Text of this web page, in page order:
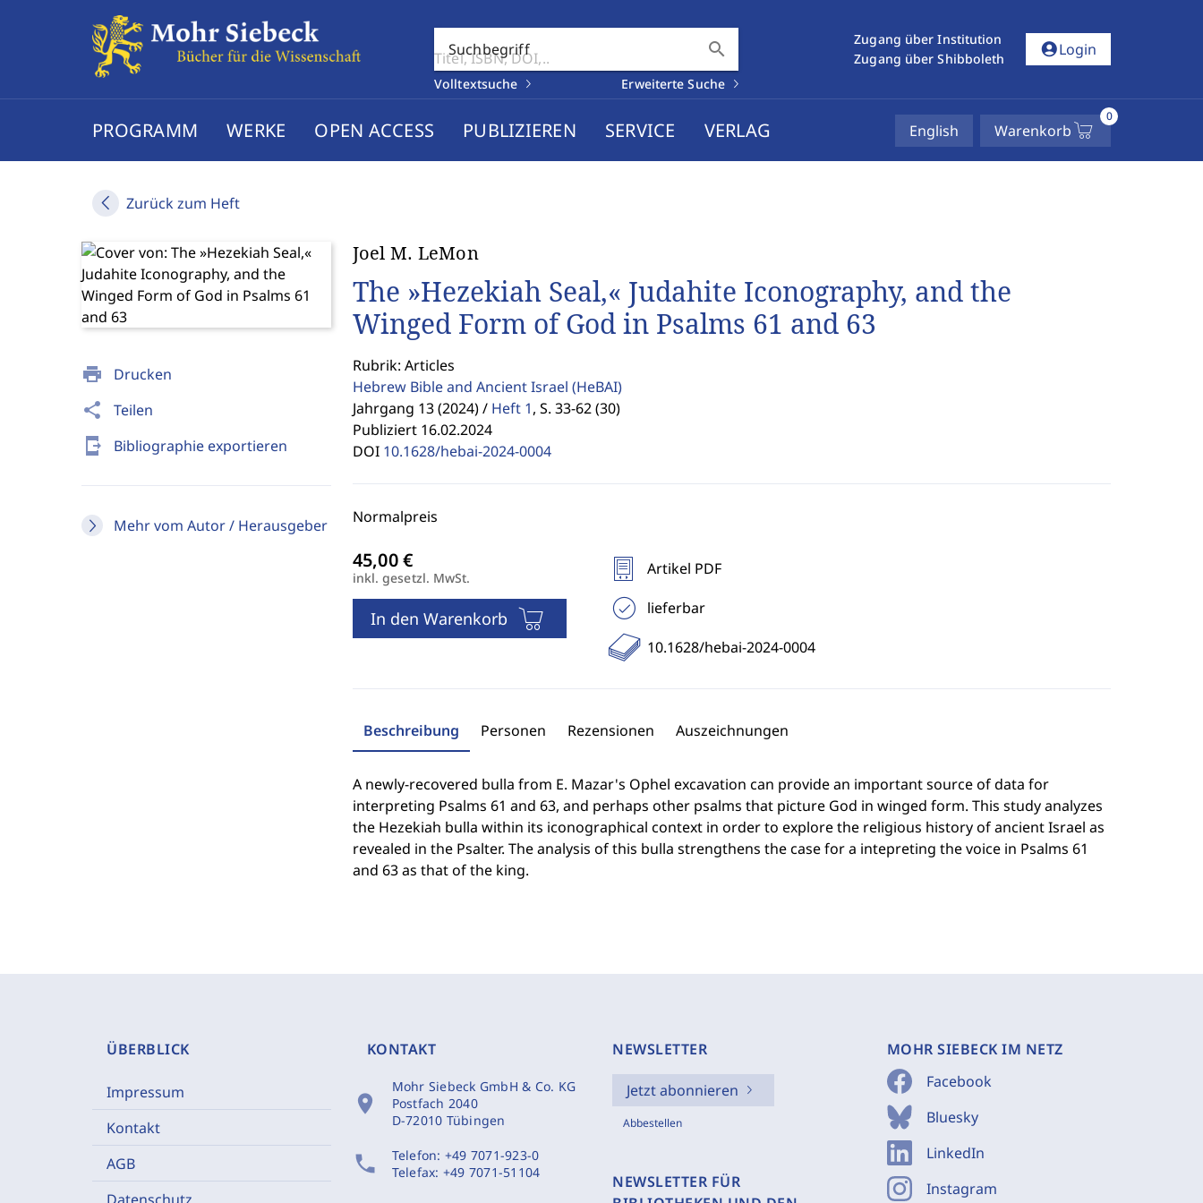
Suchbegriff search
Volltextsuche Erweiterte Suche
Zugang über Institution
Zugang über Shibboleth
account_circleLogin
PROGRAMM WERKE OPEN ACCESS PUBLIZIEREN SERVICE VERLAG English Warenkorb
0
Zurück zum Heft
print Drucken
share Teilen
send_to_mobile Bibliographie exportieren
Mehr vom Autor / Herausgeber
Joel M. LeMon
The »Hezekiah Seal,« Judahite Iconography, and the
Winged Form of God in Psalms 61 and 63
Rubrik: Articles
Hebrew Bible and Ancient Israel (HeBAI)
Jahrgang 13 (2024) / Heft 1, S. 33-62 (30)
Publiziert 16.02.2024
DOI 10.1628/hebai-2024-0004
Normalpreis
inkl. gesetzl. MwSt.
In den Warenkorb
Artikel PDF
lieferbar
10.1628/hebai-2024-0004
Beschreibung Personen Rezensionen Auszeichnungen
A newly-recovered bulla from E. Mazar's Ophel excavation can provide an important source of data for
interpreting Psalms 61 and 63, and perhaps other psalms that picture God in winged form. This study analyzes
the Hezekiah bulla within its iconographical context in order to explore the religious history of ancient Israel as
revealed in the Psalter. The analysis of this bulla strengthens the case for a intepreting the voice in Psalms 61
and 63 as that of the king.
ÜBERBLICK
Impressum
Kontakt
AGB
Datenschutz
KONTAKT
location_on
Mohr Siebeck GmbH & Co. KG
Postfach 2040
D-72010 Tübingen
phone Telefon: +49 7071-923-0
Telefax: +49 7071-51104
NEWSLETTER
Jetzt abonnieren
Abbestellen
NEWSLETTER FÜR
MOHR SIEBECK IM NETZ
Facebook
Bluesky
LinkedIn
Instagram